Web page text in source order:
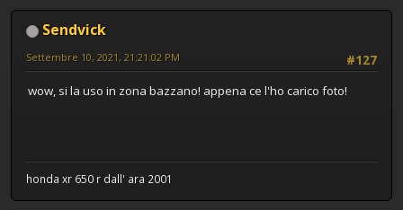
Sendvick
#127
Settembre 10, 2021, 21:21:02 PM
wow, si la uso in zona bazzano! appena ce l'ho carico foto!
honda xr 650 r dall' ara 2001